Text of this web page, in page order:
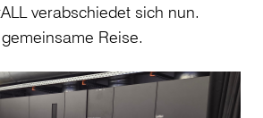
verabschiedet sich nun.
Reise.